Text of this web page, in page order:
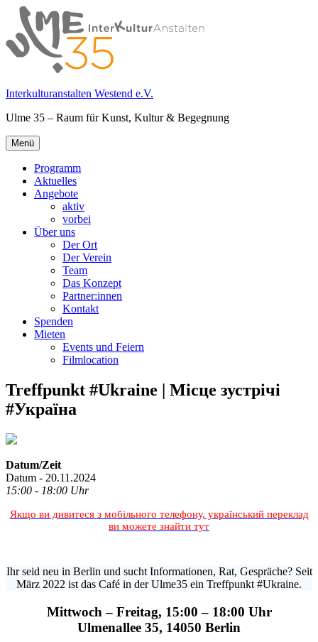
Springe
zum
Inhalt
Interkulturanstalten Westend e.V.
Ulme 35 – Raum für Kunst, Kultur & Begegnung
Primäres
Menü
Menü
Programm
Aktuelles
Angebote
aktiv
vorbei
Über uns
Der Ort
Der Verein
Team
Das Konzept
Partner:innen
Kontakt
Spenden
Mieten
Events und Feiern
Filmlocation
Treffpunkt #Ukraine | Місце зустрічі
#Україна
Datum/Zeit
Datum - 20.11.2024
15:00 - 18:00 Uhr
Якщо ви дивитеся з мобільного телефону, український переклад
ви можете знайти тут
Ihr seid neu in Berlin und sucht Informationen, Rat, Gespräche? Seit
März 2022 ist das Café in der Ulme35 ein Treffpunkt #Ukraine.
Mittwoch – Freitag, 15:00 – 18:00 Uhr
Ulmenallee 35, 14050 Berlin